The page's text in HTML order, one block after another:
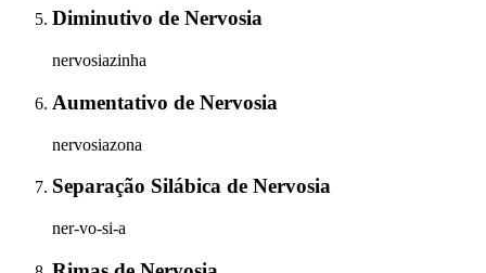
Diminutivo de Nervosia
nervosiazinha
Aumentativo de Nervosia
nervosiazona
Separação Silábica de Nervosia
ner-vo-si-a